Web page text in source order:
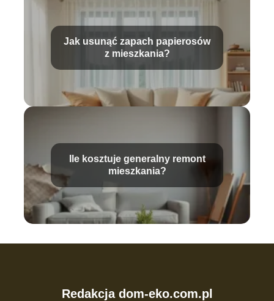
Jak usunąć zapach papierosów
z mieszkania?
Ile kosztuje generalny remont
mieszkania?
Redakcja dom-eko.com.pl